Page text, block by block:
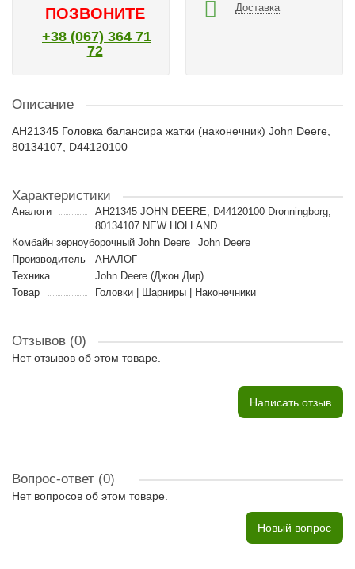
ПОЗВОНИТЕ
+38 (067) 364 71
72
Доставка
Описание
AH21345 Головка балансира жатки (наконечник) John Deere,
80134107, D44120100
Характеристики
Аналоги
AH21345 JOHN DEERE, D44120100 Dronningborg,
80134107 NEW HOLLAND
Комбайн зерноуборочный John Deere
John Deere
Производитель
АНАЛОГ
Техника
John Deere (Джон Дир)
Товар
Головки | Шарниры | Наконечники
Отзывов (0)
Нет отзывов об этом товаре.
Написать отзыв
Вопрос-ответ (0)
Нет вопросов об этом товаре.
Новый вопрос